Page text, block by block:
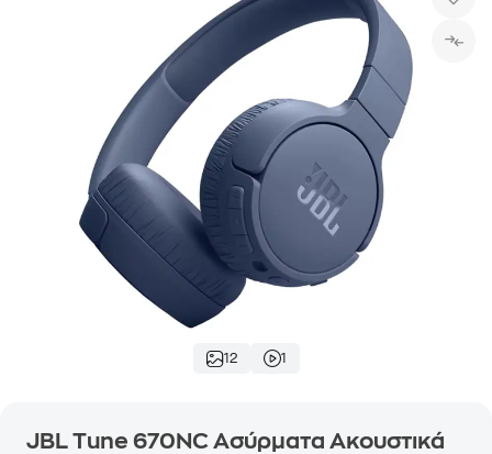
12 1
JBL Tune 670NC Ασύρματα Ακουστικά